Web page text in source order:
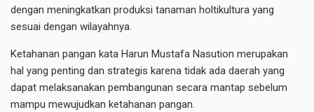
dengan meningkatkan produksi tanaman holtikultura yang
sesuai dengan wilayahnya.
Ketahanan pangan kata Harun Mustafa Nasution merupakan
hal yang penting dan strategis karena tidak ada daerah yang
dapat melaksanakan pembangunan secara mantap sebelum
mampu mewujudkan ketahanan pangan.